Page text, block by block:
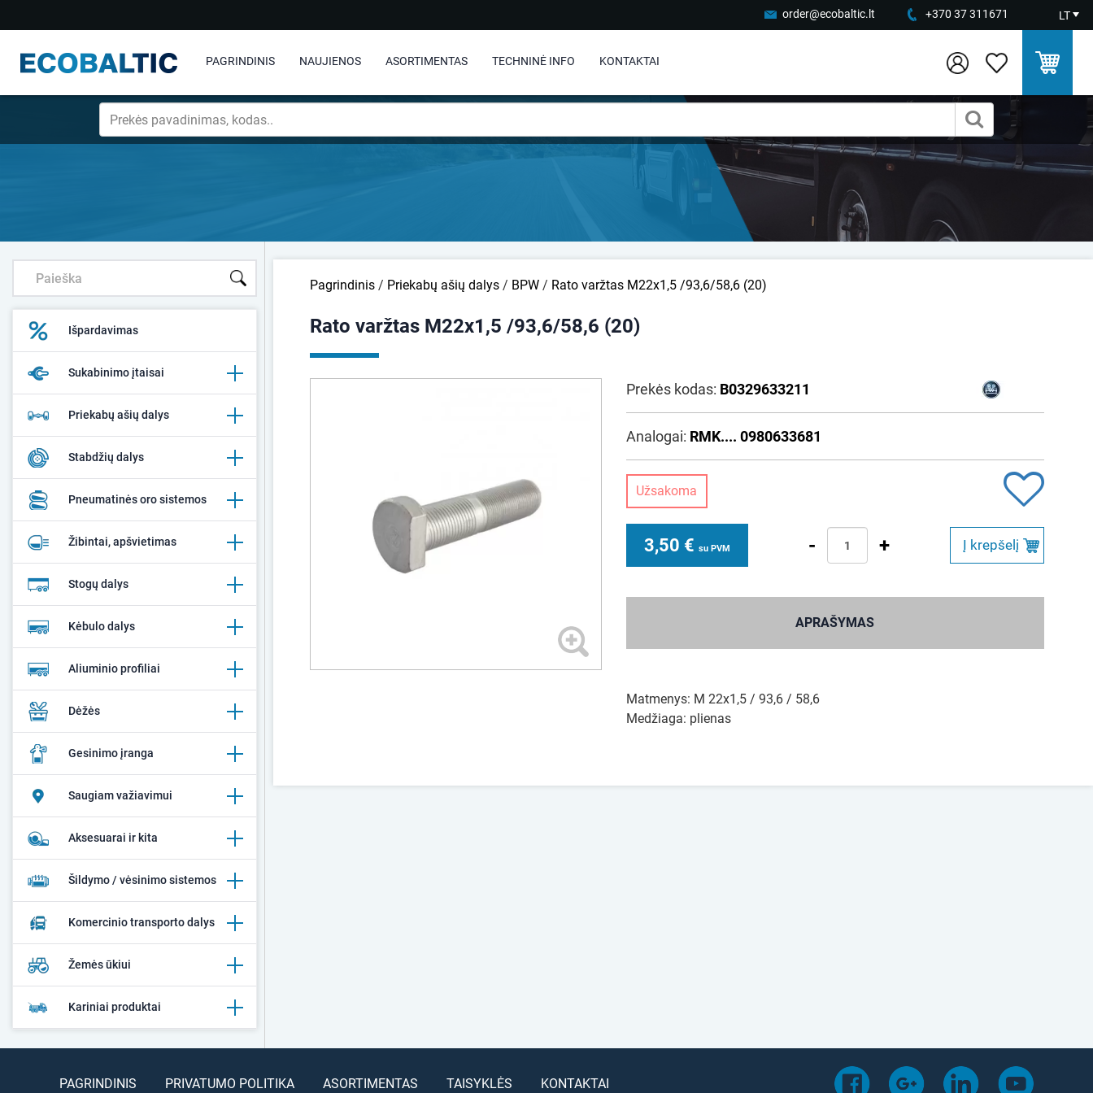
order@ecobaltic.lt +370 37 311671 LT
PAGRINDINIS NAUJIENOS ASORTIMENTAS TECHNINĖ INFO KONTAKTAI
Išpardavimas
Sukabinimo įtaisai
Priekabų ašių dalys
Stabdžių dalys
Pneumatinės oro sistemos
Žibintai, apšvietimas
Stogų dalys
Kėbulo dalys
Aliuminio profiliai
Dėžės
Gesinimo įranga
Saugiam važiavimui
Aksesuarai ir kita
Šildymo / vėsinimo sistemos
Komercinio transporto dalys
Žemės ūkiui
Kariniai produktai
Pagrindinis / Priekabų ašių dalys / BPW / Rato varžtas M22x1,5 /93,6/58,6 (20)
Rato varžtas M22x1,5 /93,6/58,6 (20)
Prekės kodas: B0329633211
Analogai: RMK.... 0980633681
Užsakoma
3,50 € su PVM - + Į krepšelį
APRAŠYMAS
Matmenys: M 22x1,5 / 93,6 / 58,6
Medžiaga: plienas
PAGRINDINIS PRIVATUMO POLITIKA ASORTIMENTAS TAISYKLĖS KONTAKTAI